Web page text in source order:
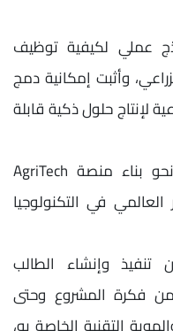
عملي لكيفية توظيف
وأثبت إمكانية دمج
لإنتاج حلول ذكية قابلة
كما يُعد المشروع خطوة قوية نحو بناء منصة AgriTech
في التكنولوجيا
وإنشاء الطالب
من فكرة المشروع وحتى